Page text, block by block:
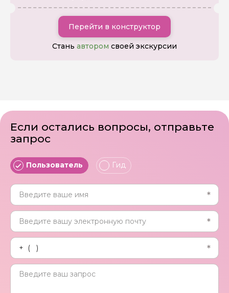
Перейти в конструктор
Стань автором своей экскурсии
Если остались вопросы, отправьте
запрос
Пользователь Гид